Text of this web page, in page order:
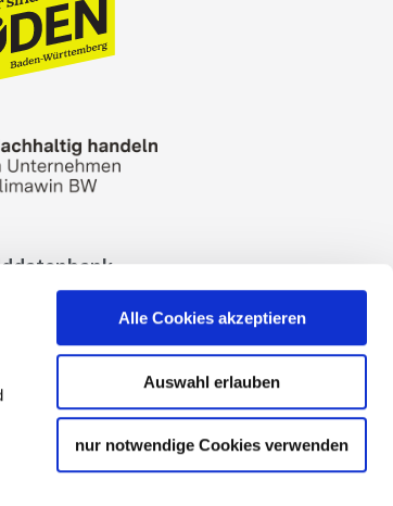
Alle Cookies akzeptieren
Auswahl erlauben
nur notwendige Cookies verwenden